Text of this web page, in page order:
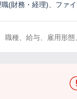
(財務・経理)、ファ
職種、給与、雇用形